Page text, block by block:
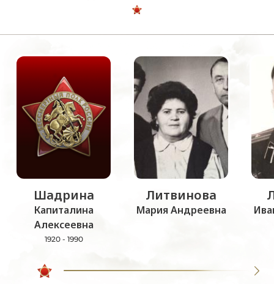
Шадрина
Капиталина
Алексеевна
1920 - 1990
Литвинова
Мария Андреевна